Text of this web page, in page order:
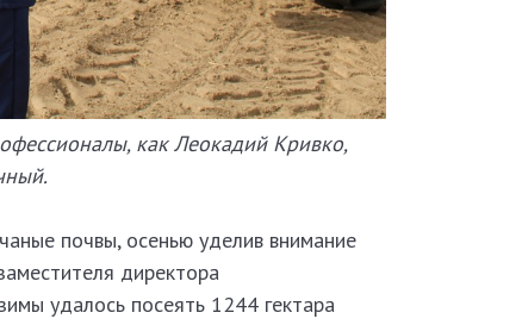
как Леокадий Кривко,
почвы, осенью уделив внимание
директора
удалось посеять 1244 гектара